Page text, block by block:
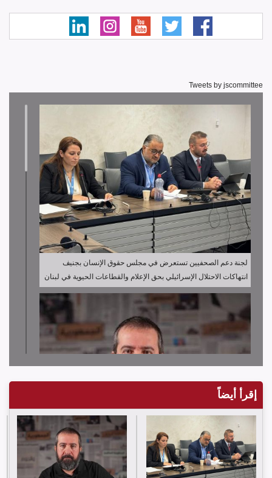
Tweets by jscommittee
لجنة دعم الصحفيين تستعرض في مجلس حقوق الإنسان بجنيف
انتهاكات الاحتلال الإسرائيلي بحق الإعلام والقطاعات الحيوية في لبنان
لجنة دعم الصحفيين تدين قرار توقيف الصحافي حسن عليق
إقرأ أيضاً